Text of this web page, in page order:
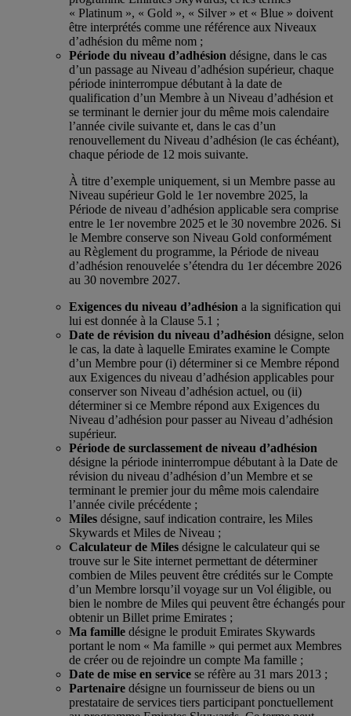
« Platinum », « Gold », « Silver » et « Blue » doivent
être interprétés comme une référence aux Niveaux
d’adhésion du même nom ;
Période du niveau d’adhésion désigne, dans le cas
d’un passage au Niveau d’adhésion supérieur, chaque
période ininterrompue débutant à la date de
qualification d’un Membre à un Niveau d’adhésion et
se terminant le dernier jour du même mois calendaire
l’année civile suivante et, dans le cas d’un
renouvellement du Niveau d’adhésion (le cas échéant),
chaque période de 12 mois suivante.
À titre d’exemple uniquement, si un Membre passe au
Niveau supérieur Gold le 1er novembre 2025, la
Période de niveau d’adhésion applicable sera comprise
entre le 1er novembre 2025 et le 30 novembre 2026. Si
le Membre conserve son Niveau Gold conformément
au Règlement du programme, la Période de niveau
d’adhésion renouvelée s’étendra du 1er décembre 2026
au 30 novembre 2027.
Exigences du niveau d’adhésion a la signification qui
lui est donnée à la Clause 5.1 ;
Date de révision du niveau d’adhésion désigne, selon
le cas, la date à laquelle Emirates examine le Compte
d’un Membre pour (i) déterminer si ce Membre répond
aux Exigences du niveau d’adhésion applicables pour
conserver son Niveau d’adhésion actuel, ou (ii)
déterminer si ce Membre répond aux Exigences du
Niveau d’adhésion pour passer au Niveau d’adhésion
supérieur.
Période de surclassement de niveau d’adhésion
désigne la période ininterrompue débutant à la Date de
révision du niveau d’adhésion d’un Membre et se
terminant le premier jour du même mois calendaire
l’année civile précédente ;
Miles désigne, sauf indication contraire, les Miles
Skywards et Miles de Niveau ;
Calculateur de Miles désigne le calculateur qui se
trouve sur le Site internet permettant de déterminer
combien de Miles peuvent être crédités sur le Compte
d’un Membre lorsqu’il voyage sur un Vol éligible, ou
bien le nombre de Miles qui peuvent être échangés pour
obtenir un Billet prime Emirates ;
Ma famille désigne le produit Emirates Skywards
portant le nom « Ma famille » qui permet aux Membres
de créer ou de rejoindre un compte Ma famille ;
Date de mise en service se réfère au 31 mars 2013 ;
Partenaire désigne un fournisseur de biens ou un
prestataire de services tiers participant ponctuellement